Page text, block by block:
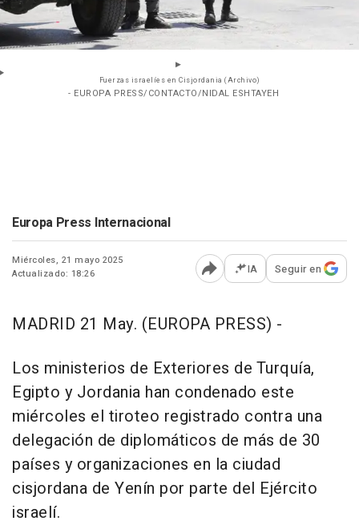
Fuerzas israelíes en Cisjordania (Archivo)
- EUROPA PRESS/CONTACTO/NIDAL ESHTAYEH
Europa Press Internacional
Miércoles, 21 mayo 2025
Actualizado: 18:26
Abrir opciones para
IA Seguir en
MADRID 21 May. (EUROPA PRESS) -
Los ministerios de Exteriores de Turquía,
Egipto y Jordania han condenado este
miércoles el tiroteo registrado contra una
delegación de diplomáticos de más de 30
países y organizaciones en la ciudad
cisjordana de Yenín por parte del Ejército
israelí.